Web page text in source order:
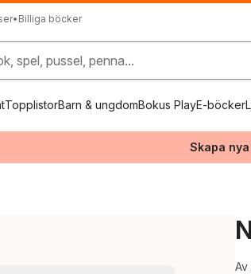
• Billiga böcker
spel, pussel, penna...
TopplistorBarn & ungdomBokus PlayE-böcker
Skapa
Av